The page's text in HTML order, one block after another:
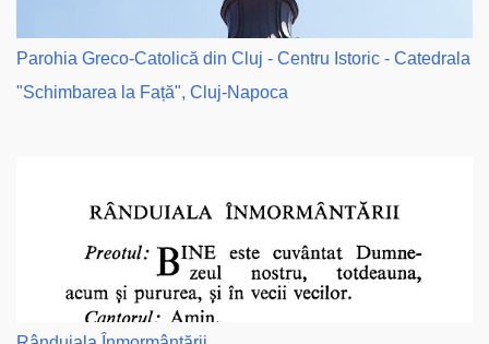
Parohia Greco-Catolică din Cluj - Centru Istoric - Catedrala
"Schimbarea la Față", Cluj-Napoca